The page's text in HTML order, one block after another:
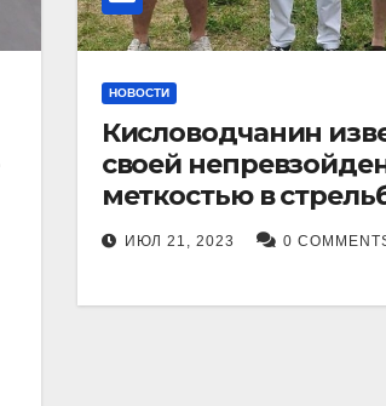
НОВОСТИ
Кисловодчанин
своей
меткостью в
лука, и его успехи
прославили его в
ИЮЛ 21, 2023 0